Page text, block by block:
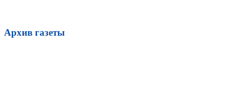
Архив газеты